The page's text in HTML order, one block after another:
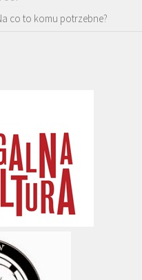
co to komu potrzebne?